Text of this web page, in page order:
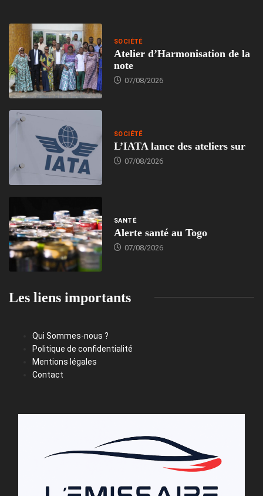
SOCIÉTÉ
Atelier d’Harmonisation de la
note
07/08/2026
SOCIÉTÉ
L’IATA lance des ateliers sur
07/08/2026
SANTÉ
Alerte santé au Togo
07/08/2026
Les liens importants
Qui Sommes-nous ?
Politique de confidentialité
Mentions légales
Contact